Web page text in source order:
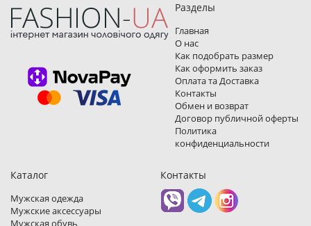
Разделы
Главная
О нас
Как подобрать размер
Как оформить заказ
Оплата та Доставка
Контакты
Обмен и возврат
Договор публичной оферты
Политика
конфиденциальности
Каталог
Мужская одежда
Мужские аксессуары
Мужская обувь
Контакты